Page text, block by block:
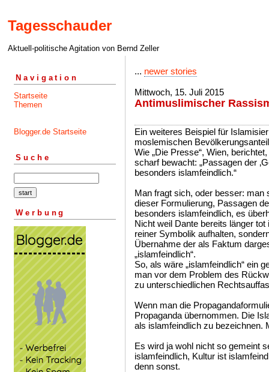
Tagesschauder
Aktuell-politische Agitation von Bernd Zeller
Navigation
Startseite
Themen
Blogger.de Startseite
Suche
Werbung
... newer stories
Mittwoch, 15. Juli 2015
Antimuslimischer
Ein weiteres Beispiel für
moslemischen
Wie „Die Presse“, Wien,
scharf bewacht: „Passagen der
besonders islamfeindlich.“
Man fragt sich, oder besser: man
dieser Formulierung, Passagen
besonders islamfeindlich, es
Nicht weil Dante bereits länger
reiner Symbolik aufhalten,
Übernahme der als Faktum
„islamfeindlich“.
So, als wäre „islamfeindlich“ ein
man vor dem Problem des
zu unterschiedlichen
Wenn man die
Propaganda übernommen. Die
als islamfeindlich zu bezeichnen.
Es wird ja wohl nicht so gemeint
islamfeindlich, Kultur ist
denn sonst.